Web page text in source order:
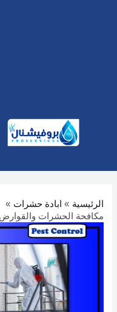
الرئيسية
ابادة حشرات
مكافحة الحشرات